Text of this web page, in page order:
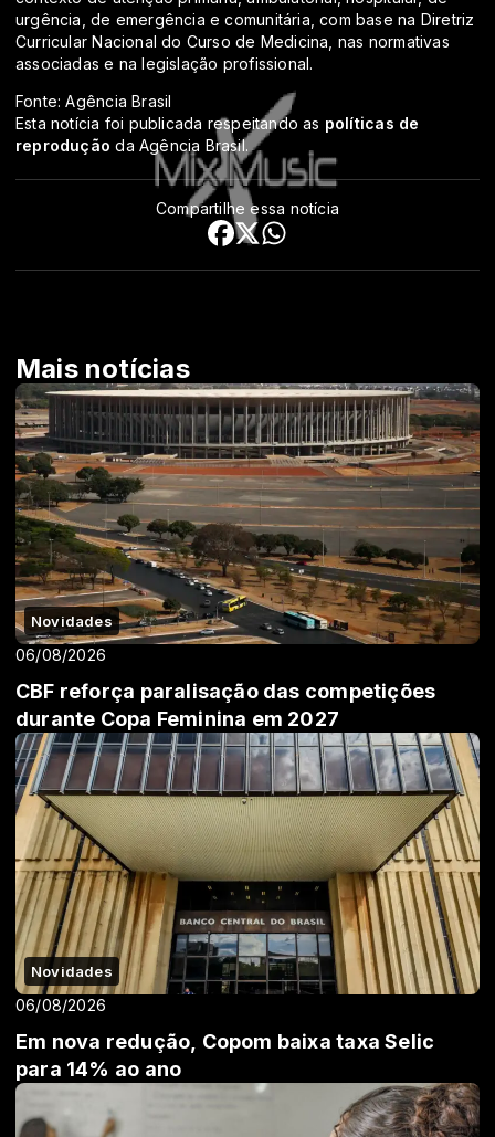
urgência, de emergência e comunitária, com base na Diretriz
Curricular Nacional do Curso de Medicina, nas normativas
associadas e na legislação profissional.
Fonte: Agência Brasil
Esta notícia foi publicada respeitando as políticas de
reprodução da Agência Brasil.
Compartilhe essa notícia
Mais notícias
Novidades
06/08/2026
CBF reforça paralisação das competições
durante Copa Feminina em 2027
Novidades
06/08/2026
Em nova redução, Copom baixa taxa Selic
para 14% ao ano